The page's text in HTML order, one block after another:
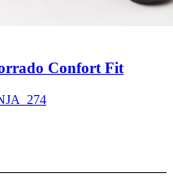
Confort Fit